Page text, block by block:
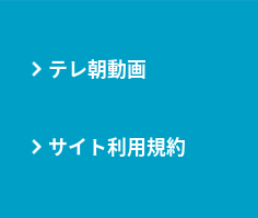
テレ朝動画
サイト利用規約